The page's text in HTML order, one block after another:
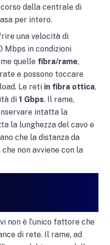
dalla centrale di
per intero.
una velocità di
Mbps in condizioni
quelle fibra/rame,
e possono toccare
Le reti in fibra ottica,
di 1 Gbps. Il rame,
intatta la
la lunghezza del cavo e
che la distanza da
non avviene con la
non è l’unico fattore che
di rete. Il rame, ad